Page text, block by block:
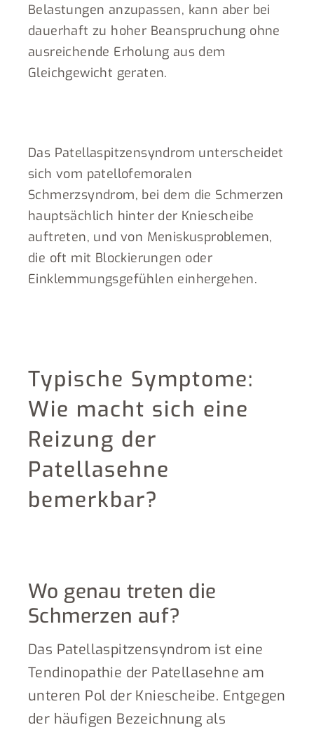
Belastungen anzupassen, kann aber bei
dauerhaft zu hoher Beanspruchung ohne
ausreichende Erholung aus dem
Gleichgewicht geraten.
Das Patellaspitzensyndrom unterscheidet
sich vom patellofemoralen
Schmerzsyndrom, bei dem die Schmerzen
hauptsächlich hinter der Kniescheibe
auftreten, und von Meniskusproblemen,
die oft mit Blockierungen oder
Einklemmungsgefühlen einhergehen.
Typische Symptome:
Wie macht sich eine
Reizung der
Patellasehne
bemerkbar?
Wo genau treten die
Schmerzen auf?
Das Patellaspitzensyndrom ist eine
Tendinopathie der Patellasehne am
unteren Pol der Kniescheibe. Entgegen
der häufigen Bezeichnung als